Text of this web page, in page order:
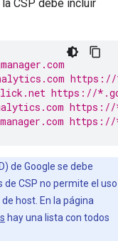
CSP debe incluir
https://
https://
https://
de Google se debe
CSP no permite el uso
host. En la página
hay una lista con todos